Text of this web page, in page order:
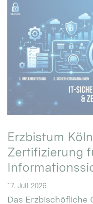
Erzbistum
Zertifizierung
17. Juli 2026
Das Erzbischöfliche